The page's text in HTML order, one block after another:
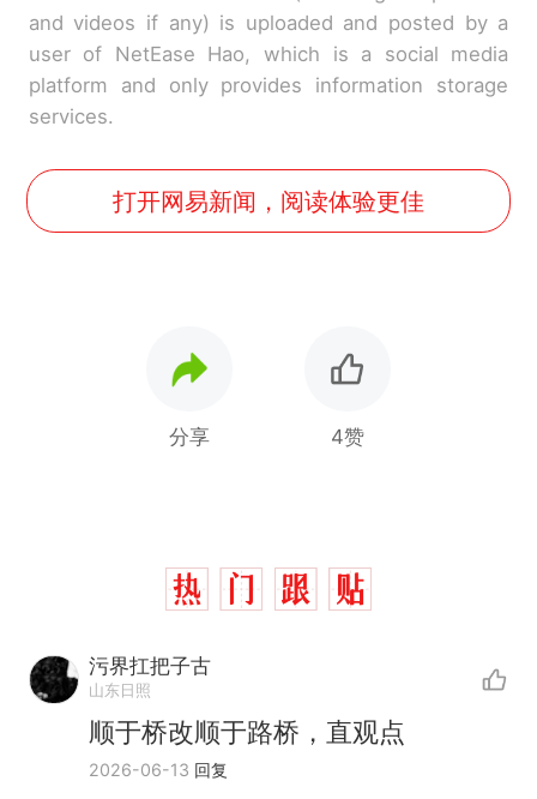
and videos if any) is uploaded and posted by a
user of NetEase Hao, which is a social media
platform and only provides information storage
services.
打开网易新闻，阅读体验更佳
分享 4赞
污界扛把子古
山东日照
顺于桥改顺于路桥，直观点
2026-06-13 回复